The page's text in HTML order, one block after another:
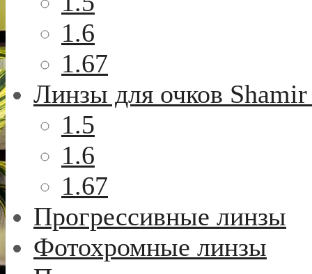
1.6
1.67
Линзы для очков
1.5
1.6
1.67
Прогрессивные линзы
Фотохромные линзы